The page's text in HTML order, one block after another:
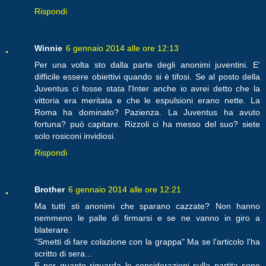
Rispondi
Winnie 6 gennaio 2014 alle ore 12:13
Per una volta sto dalla parte degli anonimi juventini. E'
difficile essere obiettivi quando si è tifosi. Se al posto della
Juventus ci fosse stata l'Inter anche io avrei detto che la
vittoria era meritata e che le espulsioni erano nette. La
Roma ha dominato? Pazienza. La Juventus ha avuto
fortuna? può capitare. Rizzoli ci ha messo del suo? siete
solo rosiconi invidiosi.
Rispondi
Brother 6 gennaio 2014 alle ore 12:21
Ma tutti sti anonimi che sparano cazzate? Non hanno
nemmeno le palle di firmarsi e se ne vanno in giro a
blaterare.
"Smetti di fare colazione con la grappa" Ma se l'articolo l'ha
scritto di sera...